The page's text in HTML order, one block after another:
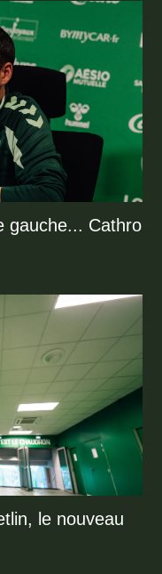
gauche... Cathro
le nouveau